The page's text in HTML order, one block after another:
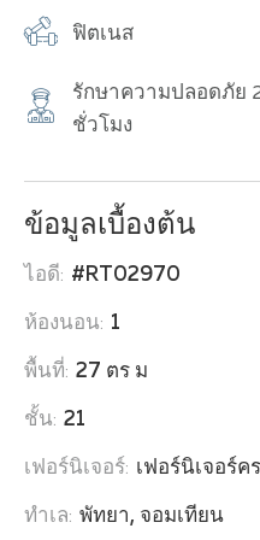
ฟิตเนส
รักษาความปลอดภัย
ชั่วโมง
ข้อมูลเบื้องต้น
ไอดี: #RT02970
ห้องนอน: 1
พื้นที่: 27 ตร ม
ชั้น: 21
เฟอร์นิเจอร์: เฟอร์นิเจอร์ค
ทำเล: พัทยา, จอมเทียน